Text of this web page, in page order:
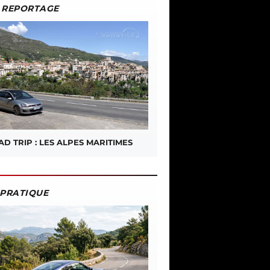
TRIP : LES ALPES MARITIMES